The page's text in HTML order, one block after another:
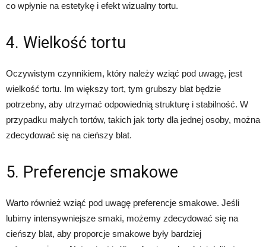
co wpłynie na estetykę i efekt wizualny tortu.
4. Wielkość tortu
Oczywistym czynnikiem, który należy wziąć pod uwagę, jest
wielkość tortu. Im większy tort, tym grubszy blat będzie
potrzebny, aby utrzymać odpowiednią strukturę i stabilność. W
przypadku małych tortów, takich jak torty dla jednej osoby, można
zdecydować się na cieńszy blat.
5. Preferencje smakowe
Warto również wziąć pod uwagę preferencje smakowe. Jeśli
lubimy intensywniejsze smaki, możemy zdecydować się na
cieńszy blat, aby proporcje smakowe były bardziej